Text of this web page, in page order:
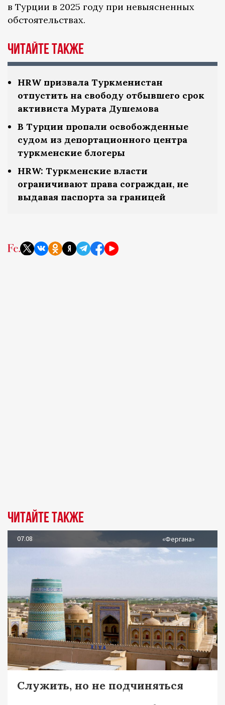
в Турции в 2025 году при невыясненных
обстоятельствах.
Читайте также
HRW призвала Туркменистан
отпустить на свободу отбывшего срок
активиста Мурата Душемова
В Турции пропали освобожденные
судом из депортационного центра
туркменские блогеры
HRW: Туркменские власти
ограничивают права сограждан, не
выдавая паспорта за границей
Читайте также
07.08 «Фергана»
Служить, но не подчиняться